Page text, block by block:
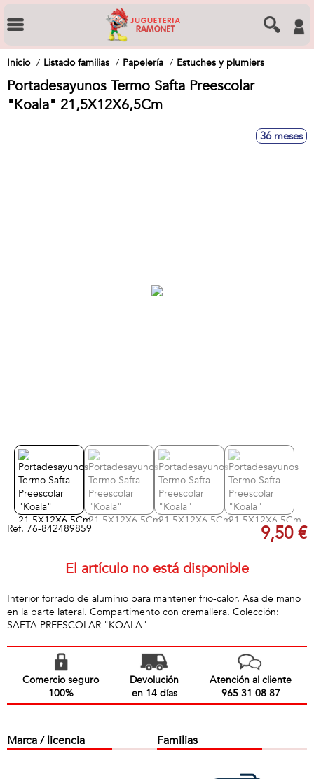
Inicio Listado familias Papelería Estuches y plumiers
Portadesayunos Termo Safta Preescolar
"Koala" 21,5X12X6,5Cm
36 meses
Ref. 76-842489859 9,50 €
El artículo no está disponible
Interior forrado de alumínio para mantener frio-calor. Asa de mano
en la parte lateral. Compartimento con cremallera. Colección:
SAFTA PREESCOLAR "KOALA"
Comercio seguro
100%
Devolución
en 14 días
Atención al cliente
965 31 08 87
Marca / licencia Familias